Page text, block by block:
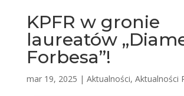
KPFR w gronie
laureatów
Forbesa”!
mar 19, 2025 | Aktualności, Aktualności